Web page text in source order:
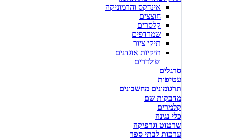
אינדקס והרמוניקה
חוצצים
קלסרים
שמרדפים
תיקי ציור
תיקיות אוגדנים
ופולדרים
סרגלים
עטיפות
תרגומונים מחשבונים
מדבקות שם
קלמרים
כלי נגינה
שרטוט וגרפיקה
ערכות לבתי ספר